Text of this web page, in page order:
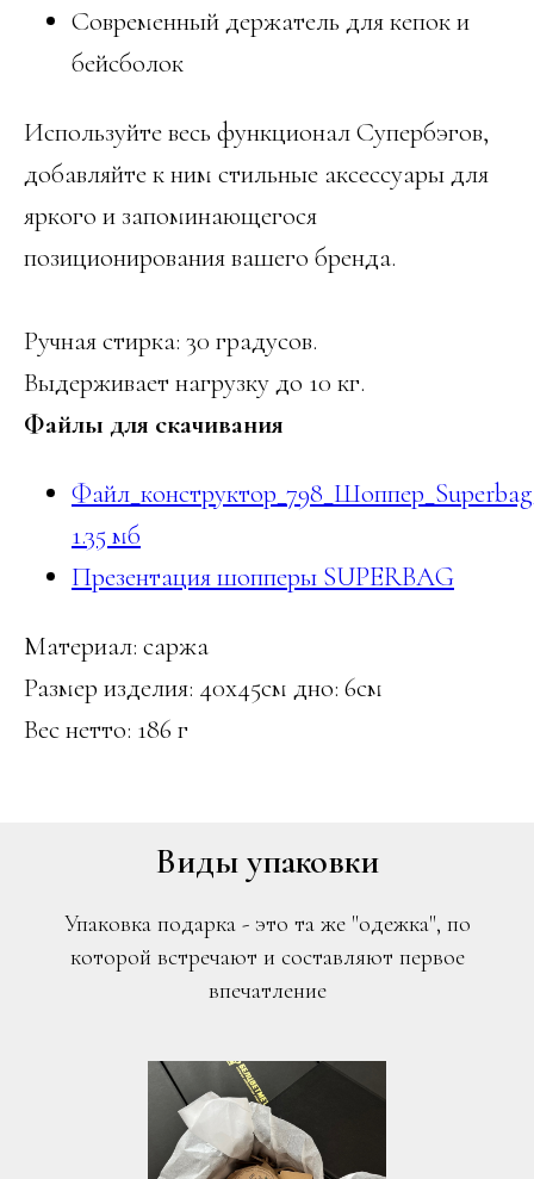
Современный держатель для кепок и
бейсболок
Используйте весь функционал Супербэгов,
добавляйте к ним стильные аксессуары для
яркого и запоминающегося
позиционирования вашего бренда.
Ручная стирка: 30 градусов.
Выдерживает нагрузку до 10 кг.
Файлы для скачивания
1.35 мб
Презентация шопперы SUPERBAG
Материал: саржа
Размер изделия: 40х45см дно: 6см
Вес нетто: 186 г
Виды упаковки
Упаковка подарка - это та же "одежка", по
которой встречают и составляют первое
впечатление